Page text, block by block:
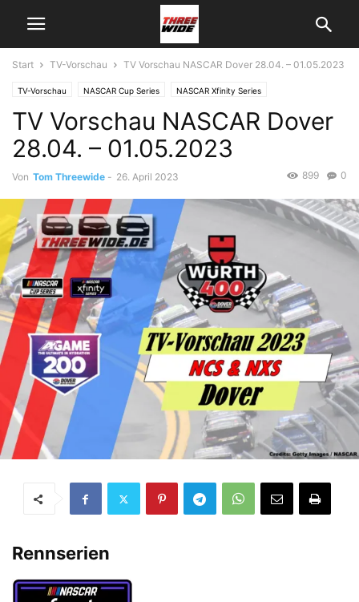
Start TV-Vorschau TV Vorschau NASCAR Dover 28.04. – 01.05.2023
TV-Vorschau NASCAR Cup Series NASCAR Xfinity Series
TV Vorschau NASCAR Dover
28.04. – 01.05.2023
Von Tom Threewide - 26. April 2023 0
899
Rennserien